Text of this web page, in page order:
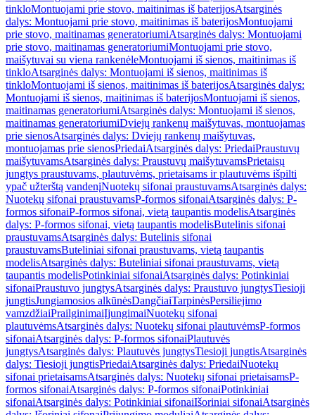
tinkloMontuojami prie stovo, maitinimas iš baterijosAtsarginės
dalys: Montuojami prie stovo, maitinimas iš baterijosMontuojami
prie stovo, maitinamas generatoriumiAtsarginės dalys: Montuojami
prie stovo, maitinamas generatoriumiMontuojami prie stovo,
maišytuvai su viena rankenėleMontuojami iš sienos, maitinimas iš
tinkloAtsarginės dalys: Montuojami iš sienos, maitinimas iš
tinkloMontuojami iš sienos, maitinimas iš baterijosAtsarginės dalys:
Montuojami iš sienos, maitinimas iš baterijosMontuojami iš sienos,
maitinamas generatoriumiAtsarginės dalys: Montuojami iš sienos,
maitinamas generatoriumiDviejų rankenų maišytuvas, montuojamas
prie sienosAtsarginės dalys: Dviejų rankenų maišytuvas,
montuojamas prie sienosPriedaiAtsarginės dalys: PriedaiPraustuvų
maišytuvamsAtsarginės dalys: Praustuvų maišytuvamsPrietaisų
jungtys praustuvams, plautuvėms, prietaisams ir plautuvėms išpilti
ypač užterštą vandenįNuotekų sifonai praustuvamsAtsarginės dalys:
Nuotekų sifonai praustuvamsP-formos sifonaiAtsarginės dalys: P-
formos sifonaiP-formos sifonai, vietą taupantis modelisAtsarginės
dalys: P-formos sifonai, vietą taupantis modelisButelinis sifonai
praustuvamsAtsarginės dalys: Butelinis sifonai
praustuvamsButeliniai sifonai praustuvams, vietą taupantis
modelisAtsarginės dalys: Buteliniai sifonai praustuvams, vietą
taupantis modelisPotinkiniai sifonaiAtsarginės dalys: Potinkiniai
sifonaiPraustuvo jungtysAtsarginės dalys: Praustuvo jungtysTiesioji
jungtisJungiamosios alkūnėsDangčiaiTarpinėsPersiliejimo
vamzdžiaiPrailginimaiĮjungimaiNuotekų sifonai
plautuvėmsAtsarginės dalys: Nuotekų sifonai plautuvėmsP-formos
sifonaiAtsarginės dalys: P-formos sifonaiPlautuvės
jungtysAtsarginės dalys: Plautuvės jungtysTiesioji jungtisAtsarginės
dalys: Tiesioji jungtisPriedaiAtsarginės dalys: PriedaiNuotekų
sifonai prietaisamsAtsarginės dalys: Nuotekų sifonai prietaisamsP-
formos sifonaiAtsarginės dalys: P-formos sifonaiPotinkiniai
sifonaiAtsarginės dalys: Potinkiniai sifonaiIšoriniai sifonaiAtsarginės